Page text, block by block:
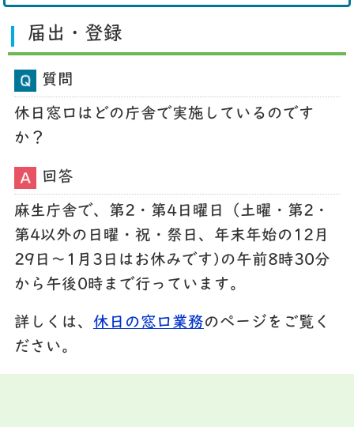
届出・登録
質問
休日窓口はどの庁舎で実施しているのです
か？
回答
麻生庁舎で、第2・第4日曜日（土曜・第2・
第4以外の日曜・祝・祭日、年末年始の12月
29日～1月3日はお休みです)の午前8時30分
から午後0時まで行っています。
詳しくは、 休日の窓口業務のページをご覧く
ださい。